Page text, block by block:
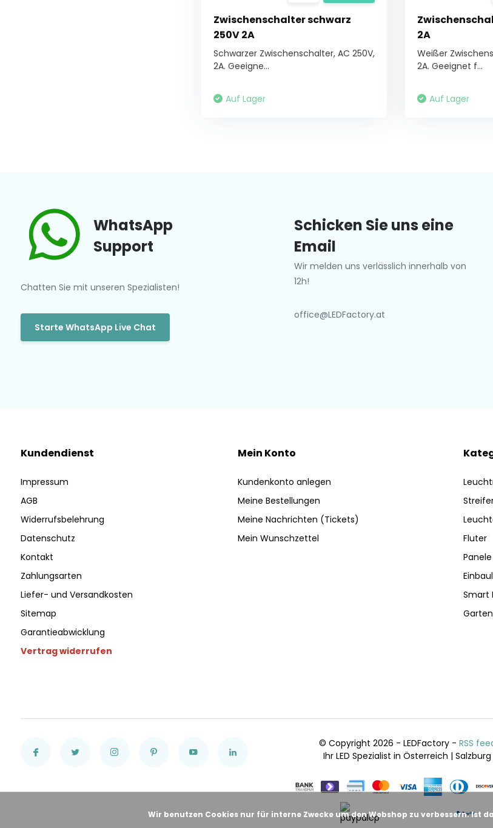
Zwischenschalter schwarz
250V 2A
Schwarzer Zwischenschalter, AC 250V,
2A. Geeigne...
Auf Lager
2A
Weißer
2A. Geeignet f...
Auf Lager
WhatsApp
Support
Chatten Sie mit unseren Spezialisten!
Starte WhatsApp Live Chat
Schicken Sie uns eine
Email
Wir melden uns verlässlich innerhalb von
12h!
office@LEDFactory.at
Kundendienst
Impressum
AGB
Widerrufsbelehrung
Datenschutz
Kontakt
Zahlungsarten
Liefer- und Versandkosten
Sitemap
Garantieabwicklung
Vertrag widerrufen
Mein Konto
Kundenkonto anlegen
Meine Bestellungen
Meine Nachrichten (Tickets)
Mein Wunschzettel
Fluter
Panele
Smart
© Copyright 2026 - LEDFactory - RSS
Ihr LED Spezialist in Österreich | Salzburg
Wir benutzen Cookies nur für interne Zwecke um den Webshop zu verbessern. Ist